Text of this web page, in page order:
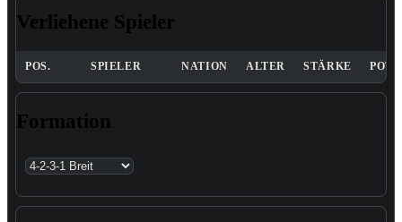
Verliehene Spieler
POS. SPIELER NATION ALTER STÄRKE
Formation